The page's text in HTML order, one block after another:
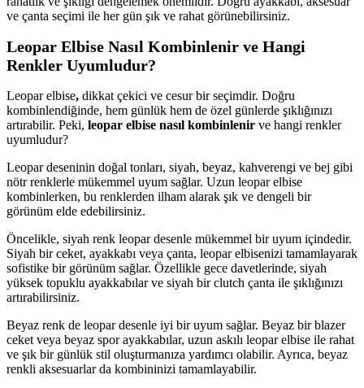
ve çanta seçimi ile her gün şık ve rahat görünebilirsiniz.
Leopar Elbise Nasıl Kombinlenir ve Hangi
Renkler Uyumludur?
Leopar elbise, dikkat çekici ve cesur bir seçimdir. Doğru
kombinlendiğinde, hem günlük hem de özel günlerde şıklığınızı
artırabilir. Peki, leopar elbise nasıl kombinlenir ve hangi renkler
uyumludur?
Leopar deseninin doğal tonları, siyah, beyaz, kahverengi ve bej gibi
nötr renklerle mükemmel uyum sağlar. Uzun leopar elbise
kombinlerken, bu renklerden ilham alarak şık ve dengeli bir
görünüm elde edebilirsiniz.
Öncelikle, siyah renk leopar desenle mükemmel bir uyum içindedir.
Siyah bir ceket, ayakkabı veya çanta, leopar elbisenizi tamamlayarak
sofistike bir görünüm sağlar. Özellikle gece davetlerinde, siyah
yüksek topuklu ayakkabılar ve siyah bir clutch çanta ile şıklığınızı
artırabilirsiniz.
Beyaz renk de leopar desenle iyi bir uyum sağlar. Beyaz bir blazer
ceket veya beyaz spor ayakkabılar, uzun askılı leopar elbise ile rahat
ve şık bir günlük stil oluşturmanıza yardımcı olabilir. Ayrıca, beyaz
renkli aksesuarlar da kombininizi tamamlayabilir.